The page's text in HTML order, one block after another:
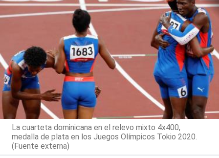
La cuarteta dominicana en el relevo mixto 4x400,
medalla de plata en los Juegos Olímpicos Tokio 2020.
(Fuente externa)